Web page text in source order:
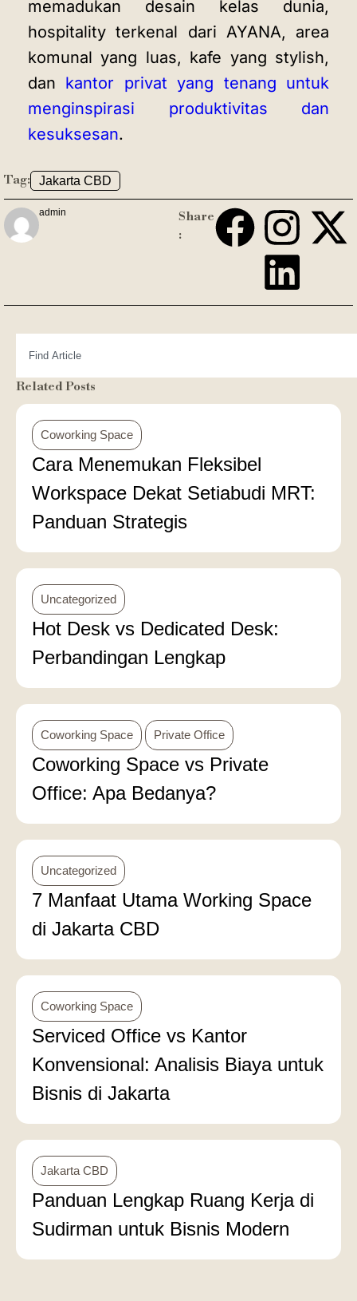
memadukan desain kelas dunia,
hospitality terkenal dari AYANA, area
komunal yang luas, kafe yang stylish,
dan kantor privat yang tenang untuk
menginspirasi produktivitas dan
kesuksesan.
Tag: Jakarta CBD
admin
Share
:
Related Posts
Coworking Space
Cara Menemukan Fleksibel
Workspace Dekat Setiabudi MRT:
Panduan Strategis
Uncategorized
Hot Desk vs Dedicated Desk:
Perbandingan Lengkap
Coworking Space Private Office
Coworking Space vs Private
Office: Apa Bedanya?
Uncategorized
7 Manfaat Utama Working Space
di Jakarta CBD
Coworking Space
Serviced Office vs Kantor
Konvensional: Analisis Biaya untuk
Bisnis di Jakarta
Jakarta CBD
Panduan Lengkap Ruang Kerja di
Sudirman untuk Bisnis Modern